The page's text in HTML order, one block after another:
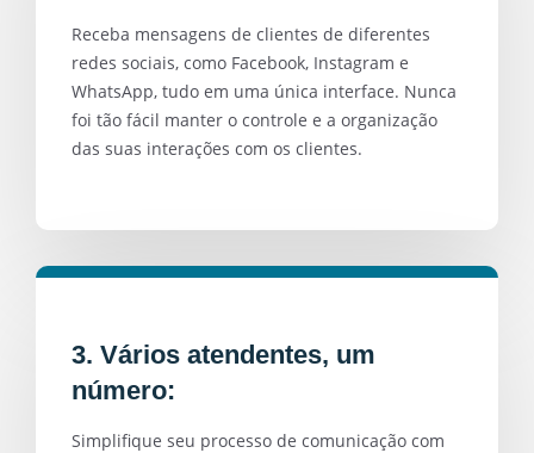
Receba mensagens de clientes de diferentes
redes sociais, como Facebook, Instagram e
WhatsApp, tudo em uma única interface. Nunca
foi tão fácil manter o controle e a organização
das suas interações com os clientes.
3. Vários atendentes, um
número:
Simplifique seu processo de comunicação com